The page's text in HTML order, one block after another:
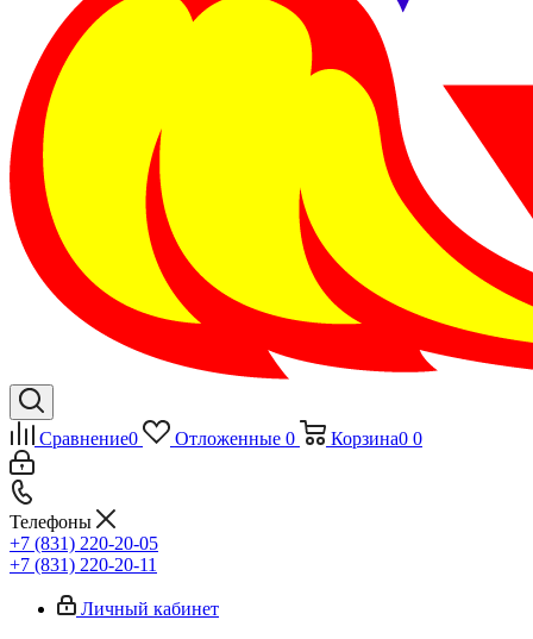
Сравнение0 Отложенные 0 Корзина0 0
Телефоны
+7 (831) 220-20-05
+7 (831) 220-20-11
Личный кабинет